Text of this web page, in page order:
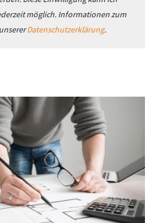
möglich. Informationen zum
Datenschutzerklärung.